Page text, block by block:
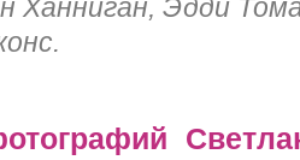
Ханниган, Эдди